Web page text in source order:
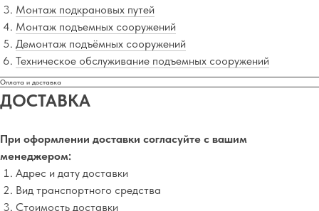
Монтаж подкрановых путей
Монтаж подъемных сооружений
Демонтаж подъёмных сооружений
Техническое обслуживание подъемных сооружений
Оплата и доставка
ДОСТАВКА
При оформлении доставки согласуйте с вашим
менеджером:
Адрес и дату доставки
Вид транспортного средства
Стоимость доставки